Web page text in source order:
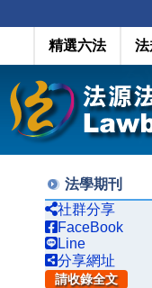
精選六法 法
法學期刊
社群分享
FaceBook
Line
分享網址
請收錄全文